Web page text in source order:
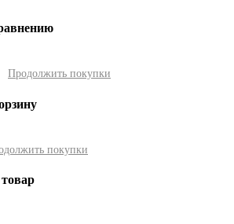
Продолжить покупки
покупки